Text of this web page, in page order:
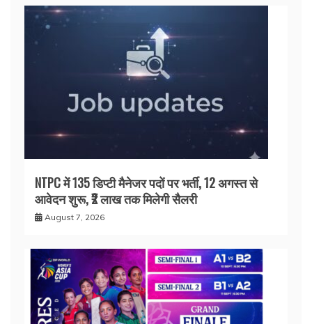
NTPC में 135 डिप्टी मैनेजर पदों पर भर्ती, 12 अगस्त से
आवेदन शुरू, ₹2 लाख तक मिलेगी सैलरी
August 7, 2026